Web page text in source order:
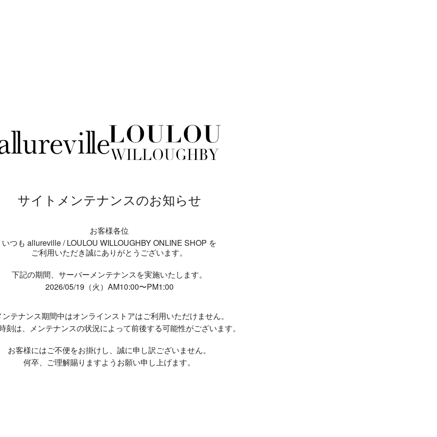
サイトメンテナンスのお知らせ
お客様各位
いつも allureville / LOULOU WILLOUGHBY ONLINE SHOP を
ご利用いただき誠にありがとうございます。
下記の期間、サーバーメンテナンスを実施いたします。
2026/05/19（火）AM10:00〜PM1:00
ンテナンス期間中はオンラインストアはご利用いただけません。
刻は、メンテナンスの状況によって前後する可能性がございます。
お客様にはご不便をお掛けし、 誠に申し訳ございません。
何卒、ご理解賜りますようお願い申し上げます。